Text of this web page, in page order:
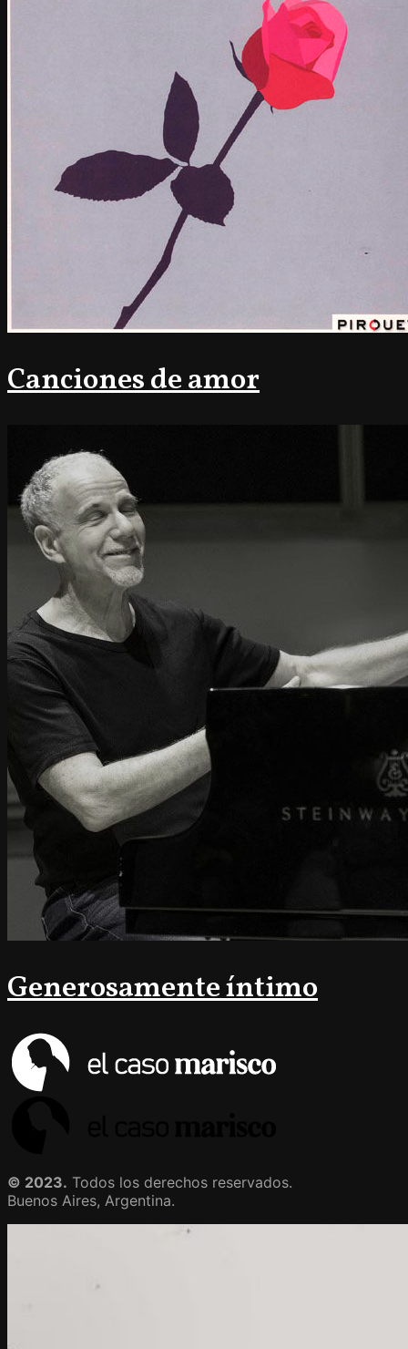
Canciones de amor
Generosamente íntimo
© 2023. Todos los derechos reservados.
Buenos Aires, Argentina.